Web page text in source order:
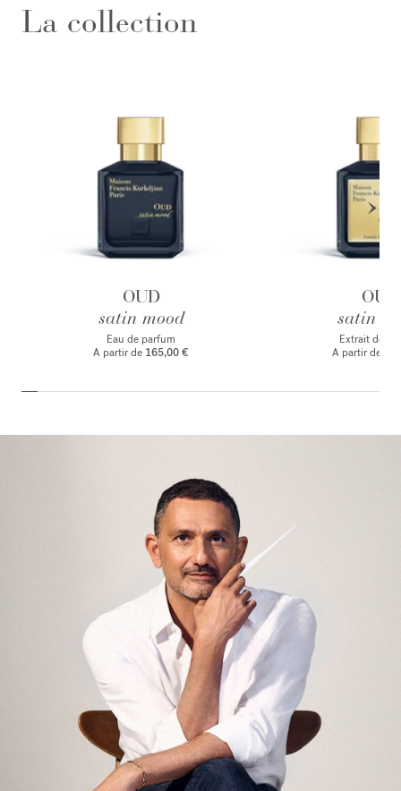
La collection
OUD
satin mood
Eau de parfum
A partir de 165,00 €
OUD
satin
Extrait de
A partir de